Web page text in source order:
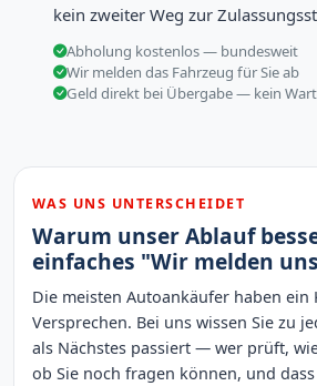
kein zweiter Weg zur
Abholung kostenlos — bundesweit
Wir melden das Fahrzeug für Sie ab
Geld direkt bei Übergabe — kein
WAS UNS UNTERSCHEIDET
Warum unser Ablauf
einfaches "Wir melden
Die meisten Autoankäufer haben
Versprechen. Bei uns wissen Sie zu
als Nächstes passiert — wer prüft,
ob Sie noch fragen können, und